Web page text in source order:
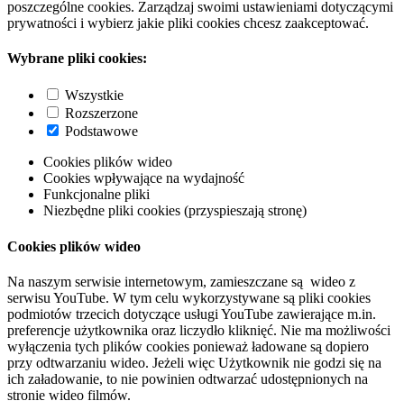
poszczególne cookies. Zarządzaj swoimi ustawieniami dotyczącymi
prywatności i wybierz jakie pliki cookies chcesz zaakceptować.
Wybrane pliki cookies:
Wszystkie
Rozszerzone
Podstawowe
Cookies plików wideo
Cookies wpływające na wydajność
Funkcjonalne pliki
Niezbędne pliki cookies (przyspieszają stronę)
Cookies plików wideo
Na naszym serwisie internetowym, zamieszczane są wideo z
serwisu YouTube. W tym celu wykorzystywane są pliki cookies
podmiotów trzecich dotyczące usługi YouTube zawierające m.in.
preferencje użytkownika oraz liczydło kliknięć. Nie ma możliwości
wyłączenia tych plików cookies ponieważ ładowane są dopiero
przy odtwarzaniu wideo. Jeżeli więc Użytkownik nie godzi się na
ich załadowanie, to nie powinien odtwarzać udostępnionych na
stronie wideo filmów.